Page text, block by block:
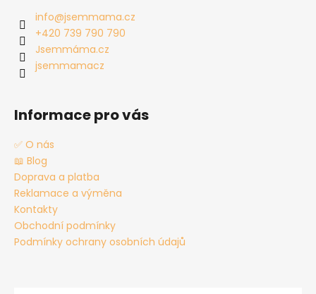
info@jsemmama.cz
+420 739 790 790
Jsemmáma.cz
jsemmamacz
Informace pro vás
✅ O nás
📖 Blog
Doprava a platba
Reklamace a výměna
Kontakty
Obchodní podmínky
Podmínky ochrany osobních údajů